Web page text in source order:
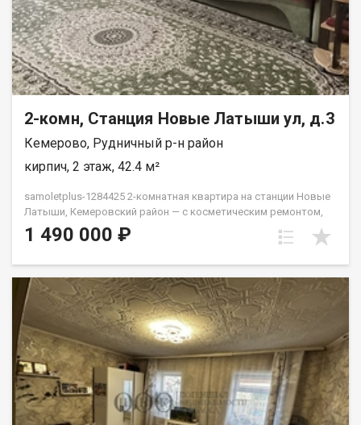
2-комн, Станция Новые Латыши ул, д.3
Кемерово, Рудничный р-н район
кирпич, 2 этаж, 42.4 м²
samoletplus-1284425 2-комнатная квартира на станции Новые
Латыши, Кемеровский район — с косметическим ремонтом,
заезжайте и живите. Звука поездов в квартире не слышно.
Просторные комнаты, удобная планировка, большая
автобус доставляет детей до школы. Цена обсуждаема. АН
«Самолёт Плюс» на рынке недвижимости Кемерово с 2010
года.Полное сопровождение сделки.Гарантия юридической
чистоты сделки.Звоните с 9:00 до 21:00 — ответим на
вопросы и организуем просмотр! Еленец Юлия
1 490 000 ₽